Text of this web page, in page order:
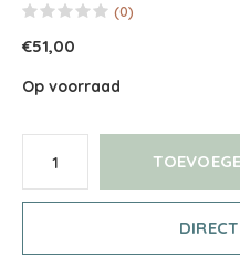
(0)
€51,00
Op voorraad